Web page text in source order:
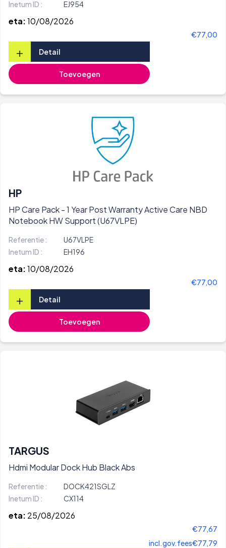
Inetum ID : EJ954
eta:10/08/2026
€77,00
+ Detail
Toevoegen
HP
HP Care Pack - 1 Year Post Warranty Active Care NBD
Notebook HW Support (U67VLPE)
Referentie :
U67VLPE
Inetum ID :
EH196
eta:10/08/2026
€77,00
+ Detail
Toevoegen
TARGUS
Hdmi Modular Dock Hub Black Abs
Referentie :
DOCK421SGLZ
Inetum ID :
CX114
eta: 25/08/2026
€77,67
incl.gov.fees€77,79